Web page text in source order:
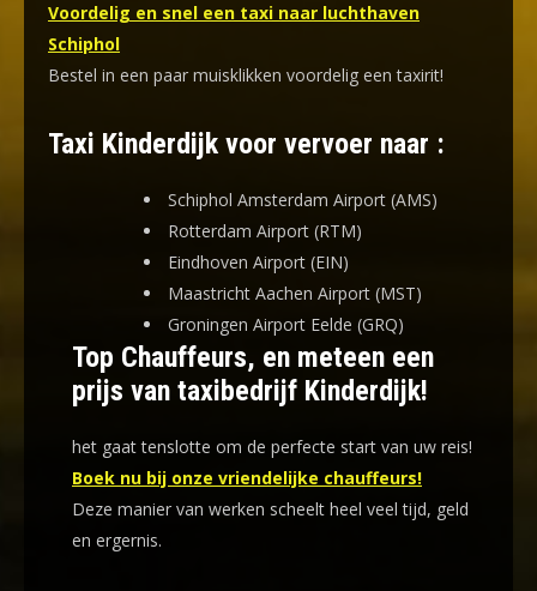
Voordelig en snel een taxi naar luchthaven
Schiphol
Bestel in een paar muisklikken voordelig een taxirit!
Taxi Kinderdijk voor vervoer naar :
Schiphol Amsterdam Airport (AMS)
Rotterdam Airport (RTM)
Eindhoven Airport (EIN)
Maastricht Aachen Airport (MST)
Groningen Airport Eelde (GRQ)
Top Chauffeurs, en meteen een
prijs van taxibedrijf Kinderdijk!
het gaat tenslotte om de perfecte start van uw reis!
Boek nu bij onze vriendelijke chauffeurs!
Deze manier van werken scheelt heel veel tijd, geld
en ergernis.